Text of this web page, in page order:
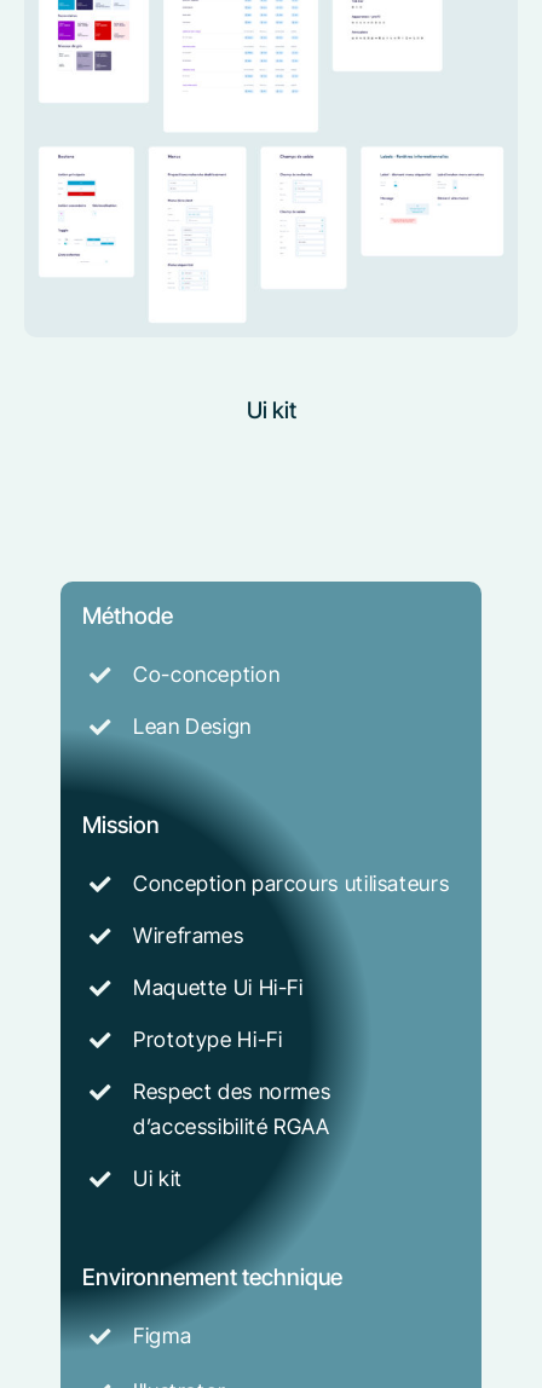
Ui kit
Méthode
Co-conception
Lean Design
Mission
Conception parcours utilisateurs
Wireframes
Maquette Ui Hi-Fi
Prototype Hi-Fi
Respect des normes
d’accessibilité RGAA
Ui kit
Environnement technique
Figma